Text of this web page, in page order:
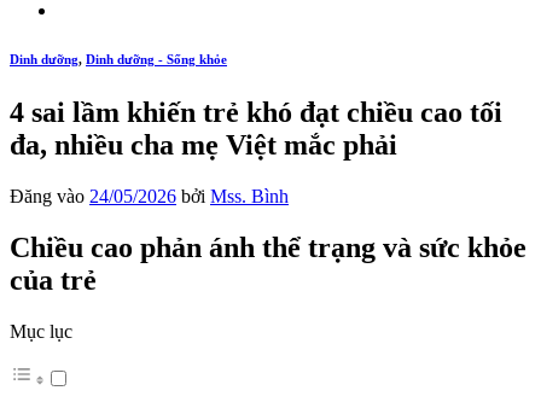
Dinh dưỡng, Dinh dưỡng - Sống khỏe
4 sai lầm khiến trẻ khó đạt chiều cao tối
đa, nhiều cha mẹ Việt mắc phải
Đăng vào 24/05/2026 bởi Mss. Bình
Chiều cao phản ánh thể trạng và sức khỏe
của trẻ
Mục lục